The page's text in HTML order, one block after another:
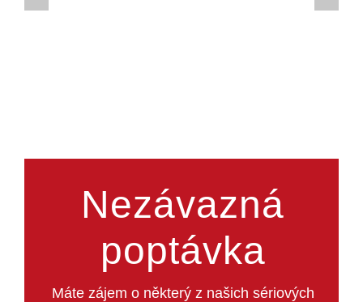
Nezávazná
poptávka
Máte zájem o některý z našich sériových